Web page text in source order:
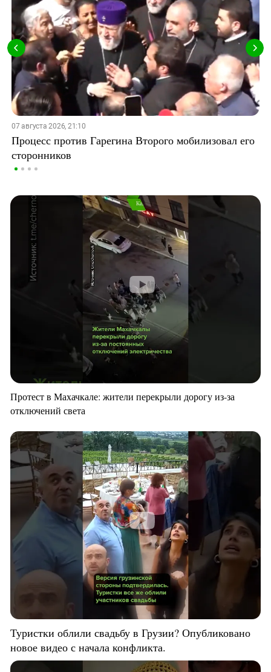
07 августа 2026, 21:10
Процесс против Гарегина Второго мобилизовал его
сторонников
Протест в Махачкале: жители перекрыли дорогу из-за
отключений света
Туристки облили свадьбу в Грузии? Опубликовано
новое видео с начала конфликта.